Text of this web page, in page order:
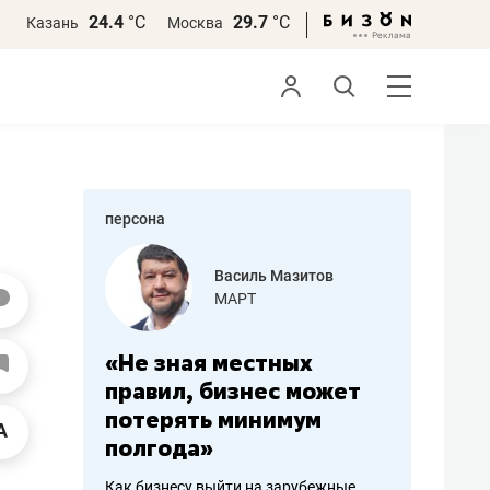
Казань 24.4 °С Москва 29.7 °С
персона
работа
Василь Мазитов
МАРТ
«Не зная местных
правил, бизнес может
потерять минимум
полгода»